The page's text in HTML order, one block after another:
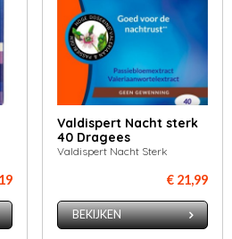
Valdispert Nacht sterk
40 Dragees
Valdispert Nacht Sterk
€ 21,99
BEKIJKEN